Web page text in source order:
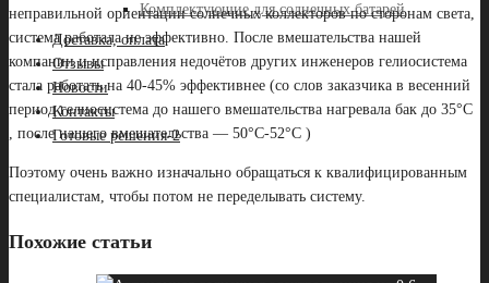
Комплектующие для солнечных батарей
Доставка, оплата
Отзывы
Новости
Контакты
Готовые решения-2
неправильной ориентации солнечных коллекторов по сторонам света,
система работала не эффективно. После вмешательства нашей
компании и исправления недочётов других инженеров гелиосистема
стала работать на 40-45% эффективнее (со слов заказчика в весенний
период гелиосистема до нашего вмешательства нагревала бак до 35°С
, после нашего вмешательства — 50°С-52°С )
Поэтому очень важно изначально обращаться к квалифицированным
специалистам, чтобы потом не переделывать систему.
Похожие статьи